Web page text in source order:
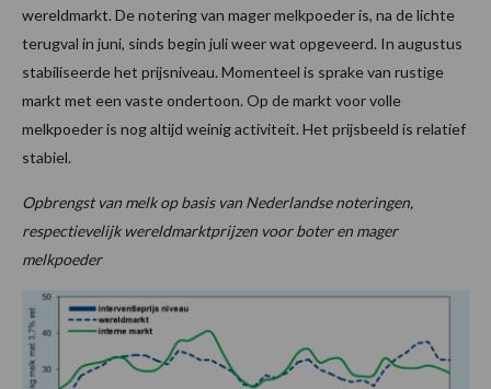
wereldmarkt. De notering van mager melkpoeder is, na de lichte
terugval in juni, sinds begin juli weer wat opgeveerd. In augustus
stabiliseerde het prijsniveau. Momenteel is sprake van rustige
markt met een vaste ondertoon. Op de markt voor volle
melkpoeder is nog altijd weinig activiteit. Het prijsbeeld is relatief
stabiel.
Opbrengst van melk op basis van Nederlandse noteringen,
respectievelijk wereldmarktprijzen voor boter en mager
melkpoeder